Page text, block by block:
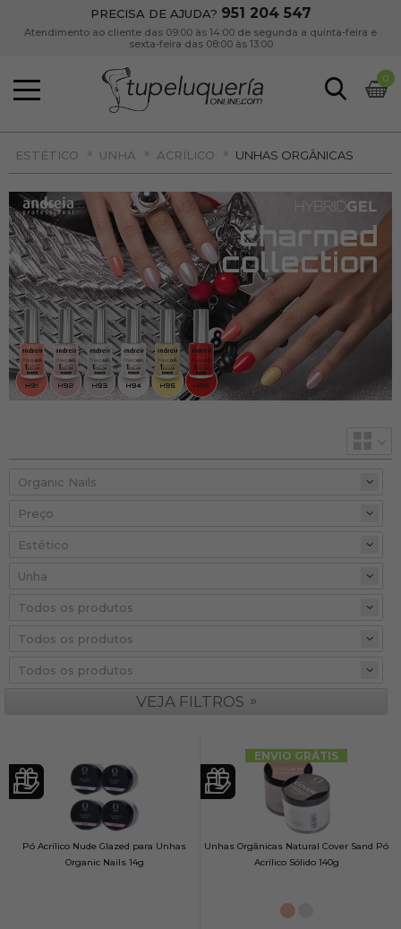
PRECISA DE AJUDA? 951 204 547
Atendimento ao cliente das 09:00 às 14:00 de segunda a quinta-feira e
sexta-feira das 08:00 às 13:00
0
ESTÉTICO » UNHA » ACRÍLICO » UNHAS ORGÂNICAS
Preço
VEJA FILTROS »
Pó Acrílico Nude Glazed para Unhas
Organic Nails 14g
ENVIO GRÁTIS
Unhas Orgânicas Natural Cover Sand Pó
Acrílico Sólido 140g